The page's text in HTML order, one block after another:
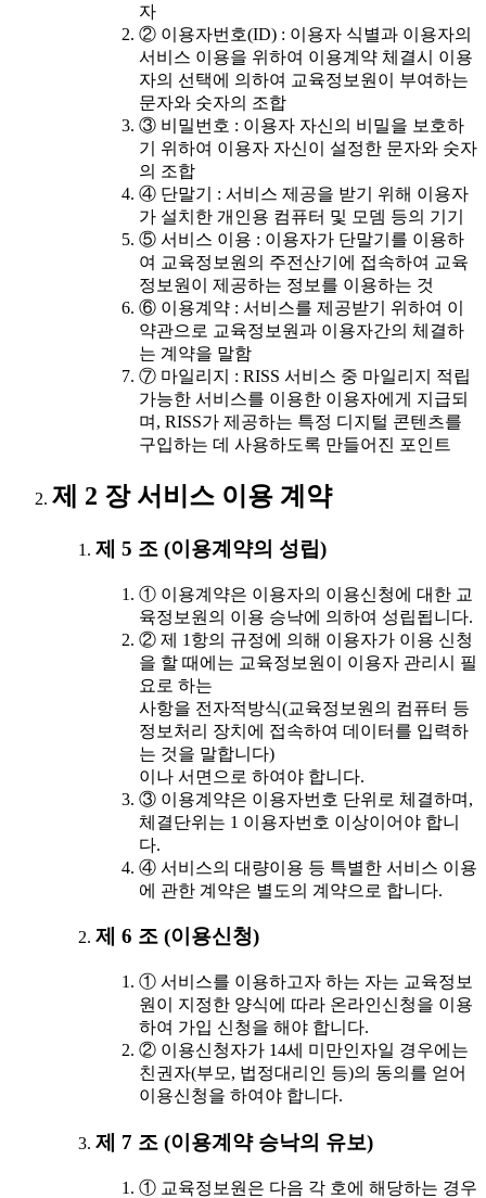
자
② 이용자번호(ID) : 이용자 식별과 이용자의
서비스 이용을 위하여 이용계약 체결시 이용
자의 선택에 의하여 교육정보원이 부여하는
문자와 숫자의 조합
③ 비밀번호 : 이용자 자신의 비밀을 보호하
기 위하여 이용자 자신이 설정한 문자와 숫자
의 조합
④ 단말기 : 서비스 제공을 받기 위해 이용자
가 설치한 개인용 컴퓨터 및 모뎀 등의 기기
⑤ 서비스 이용 : 이용자가 단말기를 이용하
여 교육정보원의 주전산기에 접속하여 교육
정보원이 제공하는 정보를 이용하는 것
⑥ 이용계약 : 서비스를 제공받기 위하여 이
약관으로 교육정보원과 이용자간의 체결하
는 계약을 말함
⑦ 마일리지 : RISS 서비스 중 마일리지 적립
가능한 서비스를 이용한 이용자에게 지급되
며, RISS가 제공하는 특정 디지털 콘텐츠를
구입하는 데 사용하도록 만들어진 포인트
제 2 장 서비스 이용 계약
제 5 조 (이용계약의 성립)
① 이용계약은 이용자의 이용신청에 대한 교
육정보원의 이용 승낙에 의하여 성립됩니다.
② 제 1항의 규정에 의해 이용자가 이용 신청
을 할 때에는 교육정보원이 이용자 관리시 필
요로 하는
사항을 전자적방식(교육정보원의 컴퓨터 등
정보처리 장치에 접속하여 데이터를 입력하
는 것을 말합니다)
이나 서면으로 하여야 합니다.
③ 이용계약은 이용자번호 단위로 체결하며,
체결단위는 1 이용자번호 이상이어야 합니
다.
④ 서비스의 대량이용 등 특별한 서비스 이용
에 관한 계약은 별도의 계약으로 합니다.
제 6 조 (이용신청)
① 서비스를 이용하고자 하는 자는 교육정보
원이 지정한 양식에 따라 온라인신청을 이용
하여 가입 신청을 해야 합니다.
② 이용신청자가 14세 미만인자일 경우에는
친권자(부모, 법정대리인 등)의 동의를 얻어
이용신청을 하여야 합니다.
제 7 조 (이용계약 승낙의 유보)
① 교육정보원은 다음 각 호에 해당하는 경우